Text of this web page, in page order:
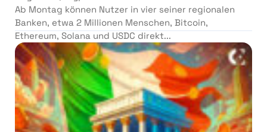
Ab Montag können Nutzer in vier seiner regionalen
Banken, etwa 2 Millionen Menschen, Bitcoin,
Ethereum, Solana und USDC direkt...